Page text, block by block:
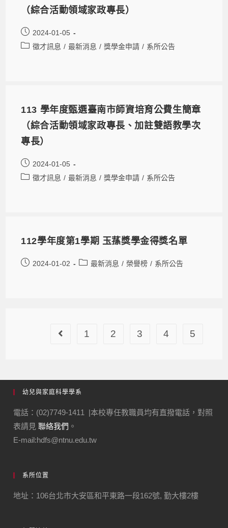
（綜合活動領域家政專長）
2024-01-05
徵才訊息 / 最新消息 / 獎學金申請 / 系所公告
113 學年度甄選臺南市師資培育公費生簡章
（綜合活動領域家政專長、加註雙語教學次
專長）
2024-01-05
徵才訊息 / 最新消息 / 獎學金申請 / 系所公告
112學年度第1學期 玉蓀獎學金得獎名單
2024-01-02 最新消息 / 榮譽榜 / 系所公告
1 2 3 4 5
幼兒與家庭科學學系
電話：(02)7749-1411 |本校專任教職員均有直撥電話，對照
表請見聯絡我們 。
E-mail:hdfs@ntnu.edu.tw
系所位置
地址：106台北市大安區和平東路一段162號, 勤大樓2樓